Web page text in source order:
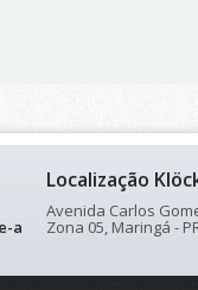
a
Localização
Avenida Carlos
Zona 05, Maringá -